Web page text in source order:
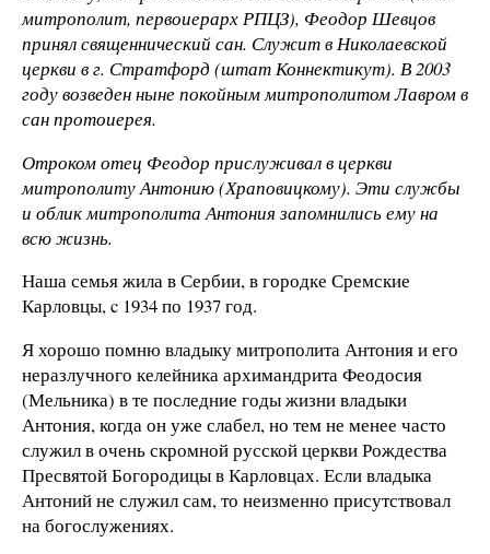
митрополит, первоиерарх РПЦЗ), Феодор Шевцов
принял священнический сан. Служит в Николаевской
церкви в г. Стратфорд (штат Коннектикут). В 2003
году возведен ныне покойным митрополитом Лавром в
сан протоиерея.
Отроком отец Феодор прислуживал в церкви
митрополиту Антонию (Храповицкому). Эти службы
и облик митрополита Антония запомнились ему на
всю жизнь.
Наша семья жила в Сербии, в городке Сремские
Карловцы, c 1934 по 1937 год.
Я хорошо помню владыку митрополита Антония и его
неразлучного келейника архимандрита Феодосия
(Мельника) в те последние годы жизни владыки
Антония, когда он уже слабел, но тем не менее часто
служил в очень скромной русской церкви Рождества
Пресвятой Богородицы в Карловцах. Если владыка
Антоний не служил сам, то неизменно присутствовал
на богослужениях.